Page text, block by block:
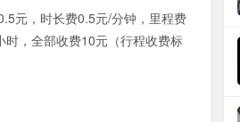
元，时长费0.5元/分钟，里程费
，全部收费10元（行程收费标